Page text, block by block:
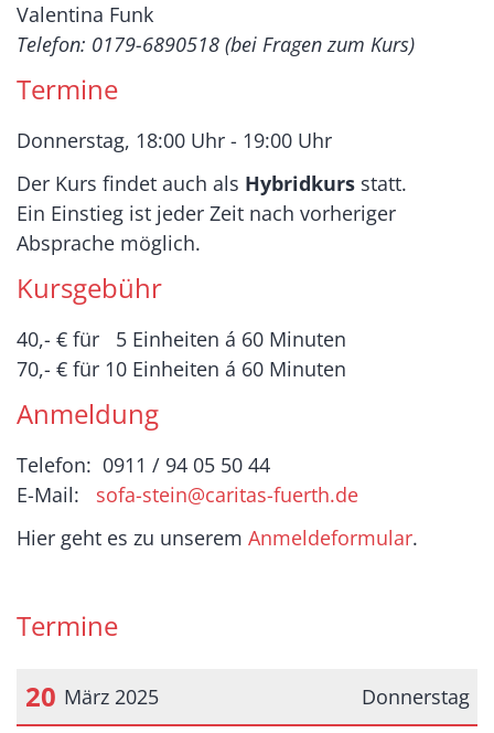
Valentina Funk
Telefon: 0179-6890518 (bei Fragen zum Kurs)
Termine
Donnerstag, 18:00 Uhr - 19:00 Uhr
Der Kurs findet auch als Hybridkurs statt.
Ein Einstieg ist jeder Zeit nach vorheriger
Absprache möglich.
Kursgebühr
40,- € für 5 Einheiten á 60 Minuten
70,- € für 10 Einheiten á 60 Minuten
Anmeldung
Telefon: 0911 / 94 05 50 44
E-Mail: sofa-stein@caritas-fuerth.de
Hier geht es zu unserem Anmeldeformular.
Termine
Donnerstag
20 März 2025